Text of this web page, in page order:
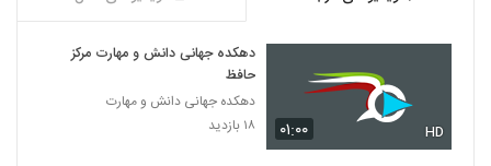
۰۱:۰۰ HD
دهکده جهانی دانش و مهارت مرکز
حافظ
دهکده جهانی دانش و مهارت
۱۸ بازدید